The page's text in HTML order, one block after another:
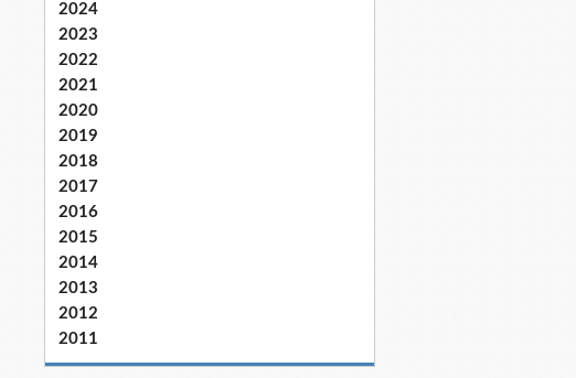
2024
2023
2022
2021
2020
2019
2018
2017
2016
2015
2014
2013
2012
2011